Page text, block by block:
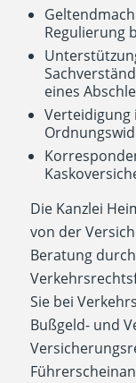
Regulierung
eines
Verteidigung
Die Kanzlei
von der
Beratung
Sie bei
Bußgeld- und